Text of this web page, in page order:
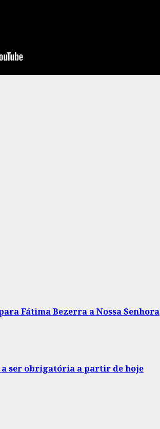
Fátima Bezerra a Nossa Senhora
a ser obrigatória a partir de hoje